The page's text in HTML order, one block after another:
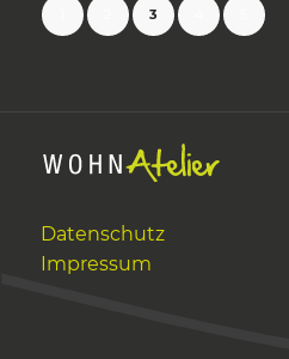
3
Datenschutz
Impressum